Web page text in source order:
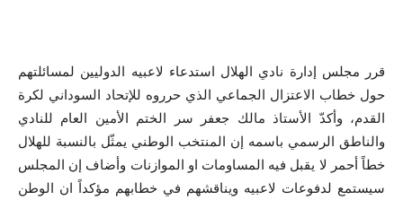
قرر مجلس إدارة نادي الهلال استدعاء لاعبيه الدوليين لمسائلتهم
حول خطاب الاعتزال الجماعي الذي حرروه للإتحاد السوداني لكرة
القدم، وأكدّ الأستاذ مالك جعفر سر الختم الأمين العام للنادي
والناطق الرسمي باسمه إن المنتخب الوطني يمثّل بالنسبة للهلال
خطاً أحمر لا يقبل فيه المساومات او الموازنات وأضاف إن المجلس
سيستمع لدفوعات لاعبيه ويناقشهم في خطابهم مؤكداً ان الوطن